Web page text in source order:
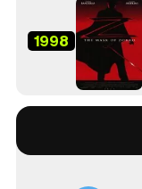
1998